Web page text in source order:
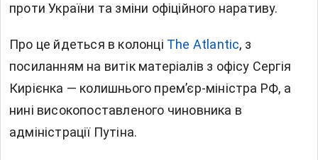
проти України та зміни офіційного наративу.
Про це йдеться в колонці The Atlantic, з
посиланням на витік матеріалів з офісу Сергія
Кирієнка — колишнього прем’єр-міністра РФ, а
нині високопоставленого чиновника в
адміністрації Путіна.